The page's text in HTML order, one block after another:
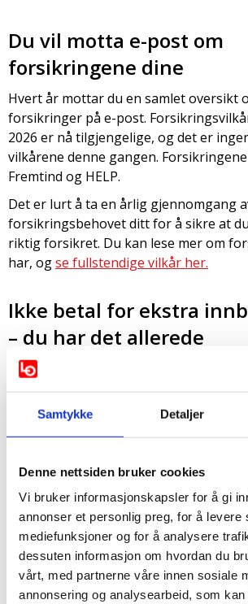
Samtykke Detaljer
Denne nettsiden bruker cookies
Vi bruker informasjonskapsler for å gi
annonser et personlig preg, for å levere
mediefunksjoner og for å analysere
dessuten informasjon om hvordan du
vårt, med partnerne våre innen sosiale
annonsering og analysearbeid, som
Du vil motta e-post om
forsikringene dine
Hvert år mottar du en samlet oversikt
forsikringer på e-post.
2026 er nå tilgjengelige, og det er
vilkårene denne gangen.
Fremtind og HELP.
Det er lurt å ta en årlig gjennomgang
forsikringsbehovet ditt for å sikre at
riktig forsikret. Du kan lese mer om
har, ogse fullstendige vilkår her.
Ikke betal for ekstra
– du har det allerede
Da du meldte deg inn, fikk du
Innboforsikring,* Norges beste
del av medlemskapet.
Mange er ikke
ender opp med å betale for en ekstra
hvis noe skulle skje. Det lønner seg
for en ekstra forsikring når du
innboforsikring gjennom
opp en ekstra innboforsikring her.
*Gjelder ikke dersom du har reservert
elevmedlem.